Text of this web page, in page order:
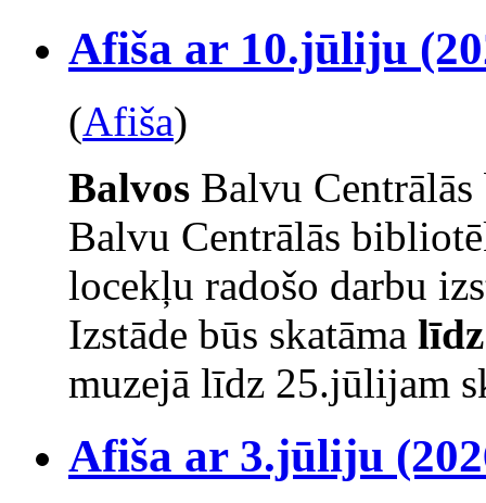
Afiša ar 10.jūliju
(Afiša)
Balvos Balvu Centrālās
Balvu Centrālās
locekļu radošo darbu
Izstāde būs skatāma
muzejā līdz 25.jūlijam
Afiša ar 3.jūliju